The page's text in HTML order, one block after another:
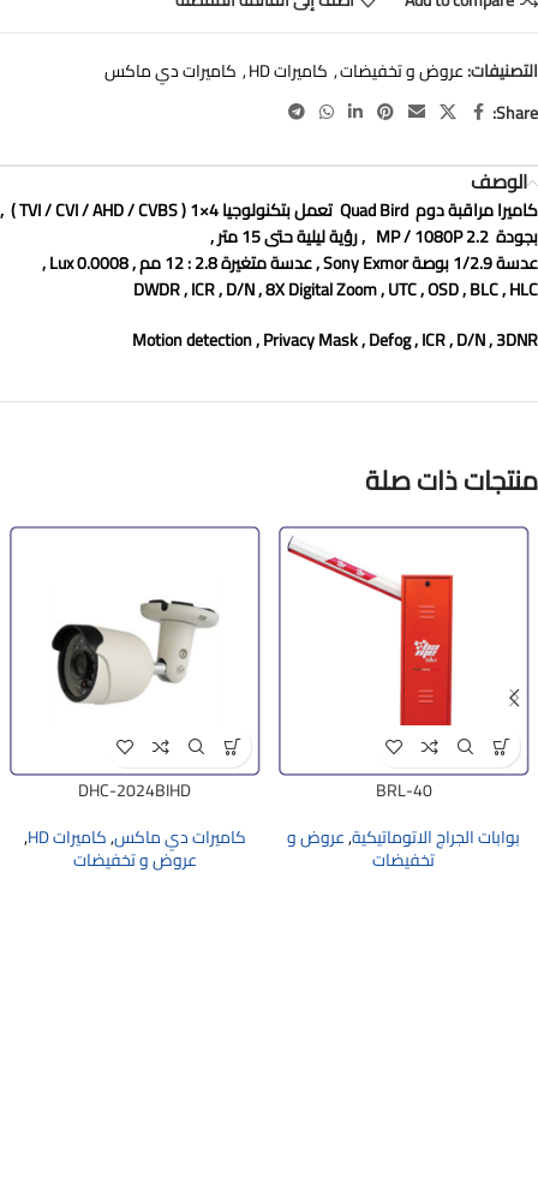
التصنيفات:عروض و تخفيضات, كاميرات HD , كاميرات دي ماكس
Share:
الوصف
كاميرا مراقبة دوم Quad Birdتعمل بتكنولوجيا4×1
(
TVI / CVI / AHD / CVBS
)
,
بجودة 2.2 MP / 1080P
, رؤية ليلية حتى 15 متر ,
عدسة 1/2.9 بوصة
Sony Exmor, عدسة متغيرة 2.8 : 12 مم , 0.0008 Lux
,
DWDR , ICR , D/N , 8X Digital Zoom , UTC , OSD , BLC , HLC
Motion detection , Privacy Mask , Defog , ICR , D/N , 3DNR
منتجات ذات صلة
BRL-40
بوابات الجراج الاتوماتيكية,عروض و
تخفيضات
DHC-2024BIHD
كاميرات دي ماكس,كاميرات HD ,
عروض و تخفيضات